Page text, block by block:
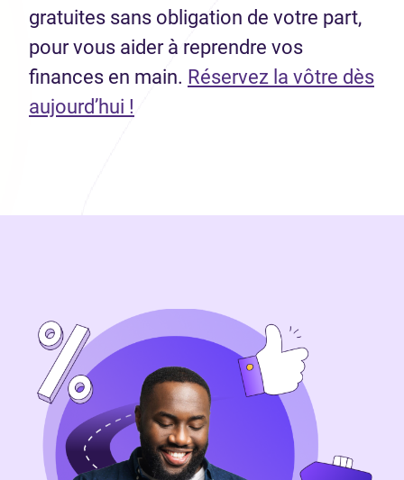
gratuites sans obligation de votre part,
pour vous aider à reprendre vos
finances en main. Réservez la vôtre dès
aujourd’hui !